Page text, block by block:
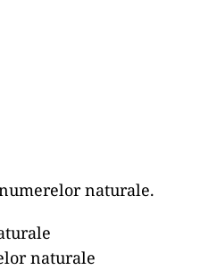
naturale.
naturale